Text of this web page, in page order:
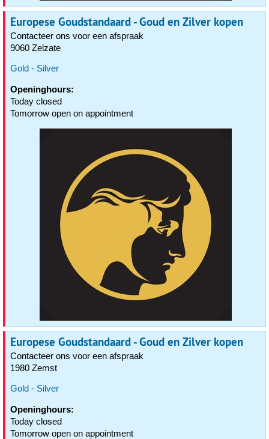
Europese Goudstandaard - Goud en Zilver kopen
Contacteer ons voor een afspraak
9060 Zelzate
Gold - Silver
Openinghours:
Today closed
Tomorrow open on appointment
Europese Goudstandaard - Goud en Zilver kopen
Contacteer ons voor een afspraak
1980 Zemst
Gold - Silver
Openinghours:
Today closed
Tomorrow open on appointment